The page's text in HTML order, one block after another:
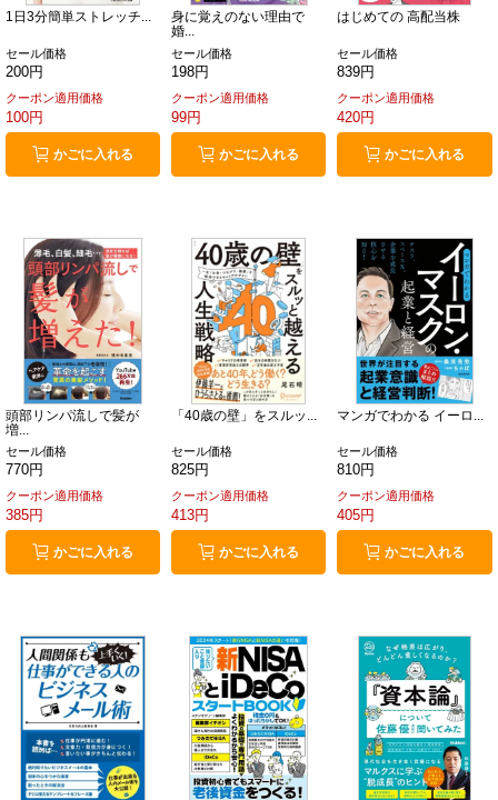
1日3分簡単ストレッチ...
セール価格
200円
クーポン適用価格
100円
かごに入れる
身に覚えのない理由で
婚...
セール価格
198円
クーポン適用価格
99円
かごに入れる
はじめての 高配当株
セール価格
839円
クーポン適用価格
420円
かごに入れる
頭部リンパ流しで髪が
増...
セール価格
770円
クーポン適用価格
385円
かごに入れる
「40歳の壁」をスルッ...
セール価格
825円
クーポン適用価格
413円
かごに入れる
マンガでわかる イーロ...
セール価格
810円
クーポン適用価格
405円
かごに入れる